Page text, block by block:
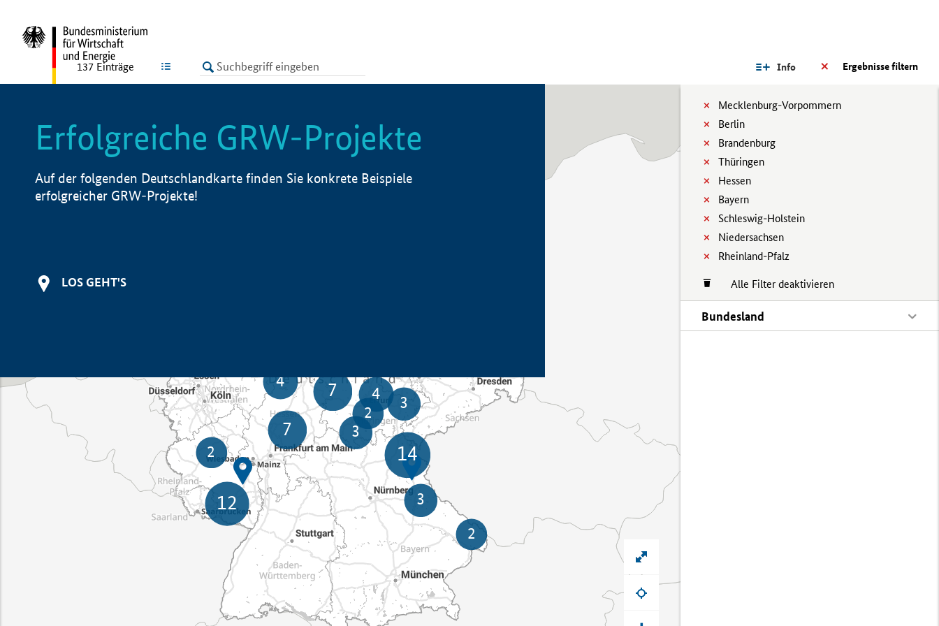
LISTE Ergebnisse filtern
Info
Mecklenburg-Vorpommern
Berlin
Brandenburg
Thüringen
Hessen
Bayern
Schleswig-Holstein
Niedersachsen
Rheinland-Pfalz
Alle Filter deaktivieren
Bundesland
137 Einträge
Erfolgreiche GRW-Projekte
Auf der folgenden Deutschlandkarte finden Sie konkrete Beispiele
erfolgreicher GRW-Projekte!
LOS GEHT'S